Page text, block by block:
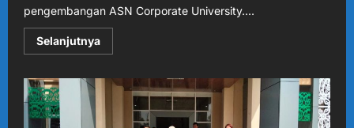
pengembangan ASN Corporate University....
SelanjutnyaRead
more
Percepat
Pembangunan
Corporate